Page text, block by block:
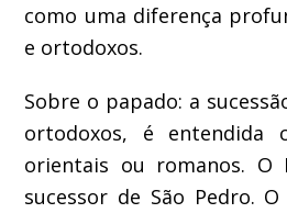
como uma diferença
e ortodoxos.
Sobre o papado: a
ortodoxos, é
orientais ou romanos. O
sucessor de São Pedro.